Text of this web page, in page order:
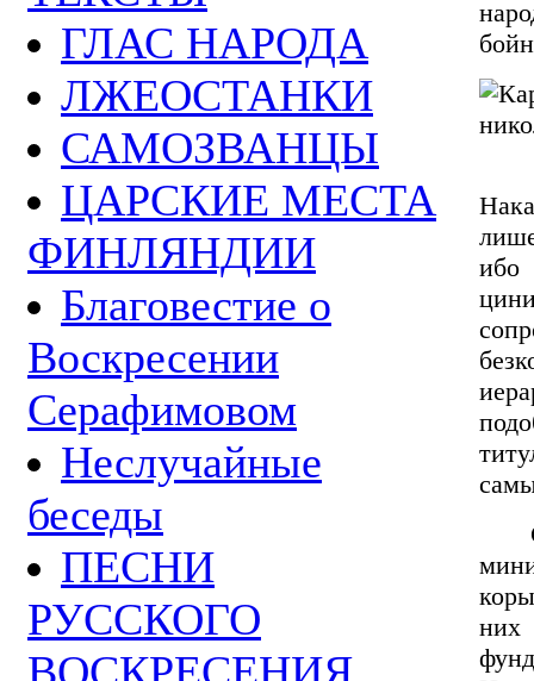
ГЛАС НАРОДА
ЛЖЕОСТАНКИ
САМОЗВАНЦЫ
ЦАРСКИЕ МЕСТА
ФИНЛЯНДИИ
Благовестие о
Воскресении
Серафимовом
Неслучайные
беседы
ПЕСНИ
РУССКОГО
ибо
них